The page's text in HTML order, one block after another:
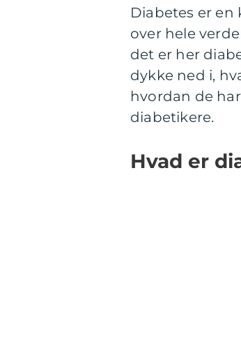
Diabetes er
over hele
det er her
dykke ned i,
hvordan de
diabetikere.
Hvad er